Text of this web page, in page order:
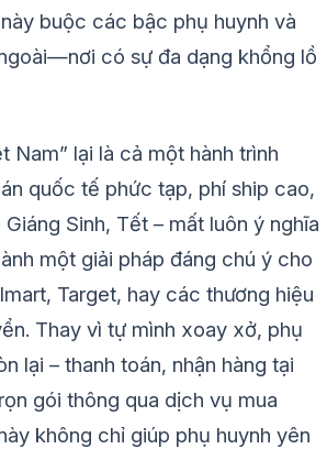
buộc các bậc phụ huynh và
có sự đa dạng khổng lồ
Nam” lại là cả một hành trình
quốc tế phức tạp, phí ship cao,
Sinh, Tết – mất luôn ý nghĩa
một giải pháp đáng chú ý cho
Target, hay các thương hiệu
Thay vì tự mình xoay xở, phụ
lại – thanh toán, nhận hàng tại
gói thông qua dịch vụ mua
không chỉ giúp phụ huynh yên